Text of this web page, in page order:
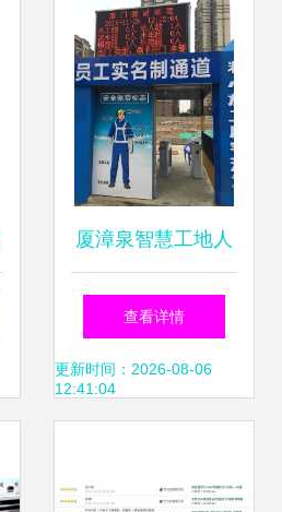
厦漳泉智慧工地人
行通道门禁与考勤
系统的实现路径
查看详情
更新时间：2026-08-06
12:41:04